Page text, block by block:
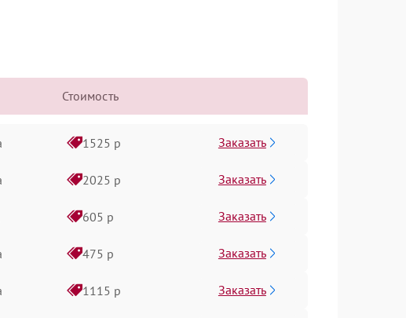
Стоимость
1525 р Заказать
2025 р Заказать
605 р Заказать
475 р Заказать
1115 р Заказать